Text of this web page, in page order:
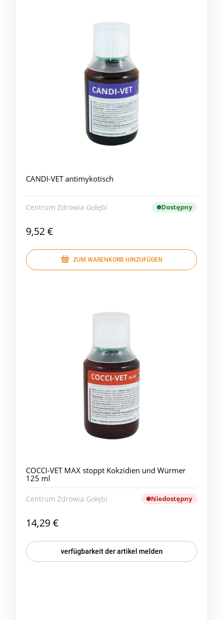
CANDI-VET antimykotisch
Centrum Zdrowia Gołębi Dostępny
9,52 €
ZUM WARENKORB HINZUFÜGEN
COCCI-VET MAX stoppt Kokzidien und Würmer
125 ml
Centrum Zdrowia Gołębi Niedostępny
14,29 €
verfügbarkeit der artikel melden